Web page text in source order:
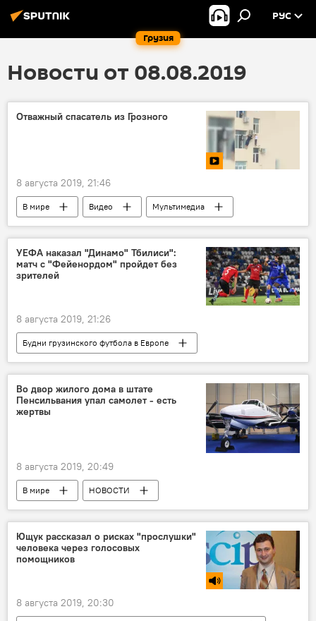
Грузия
РУС
Новости от 08.08.2019
Отважный спасатель из Грозного
8 августа 2019, 21:46
В мире Видео
Мультимедиа
Дети
Спасатели
спасательная операция
ОБЩЕСТВО
УЕФА наказал "Динамо" Тбилиси":
матч с "Фейенордом" пройдет без
зрителей
8 августа 2019, 21:26
Будни грузинского футбола в Европе
СПОРТ
НОВОСТИ Грузия
Во двор жилого дома в штате
Пенсильвания упал самолет - есть
жертвы
8 августа 2019, 20:49
В мире
НОВОСТИ
ПРОИСШЕСТВИЯ
Ющук рассказал о рисках "прослушки"
человека через голосовых
помощников
8 августа 2019, 20:30